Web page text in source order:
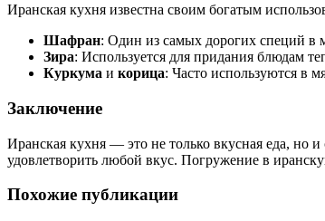
Иранская кухня известна своим богатым
Шафран: Один из самых дорогих специй
Зира: Используется для придания блюдам
Куркума и корица: Часто используются в
Заключение
Иранская кухня — это не только вкусная еда, но
удовлетворить любой вкус. Погружение в
Похожие публикации